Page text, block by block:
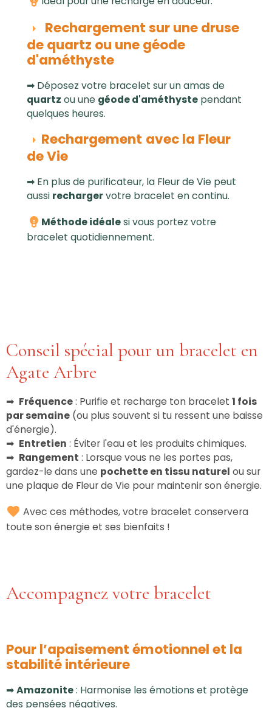
Rechargement sur une druse
de quartz ou une géode
d'améthyste
➡ Déposez votre bracelet sur un amas de
quartz ou une géode d'améthyste pendant
quelques heures.
Rechargement avec la Fleur
de Vie
➡ En plus de purificateur, la Fleur de Vie peut
aussi rechargervotre bracelet en continu.
Méthode idéalesi vous portez votre
bracelet quotidiennement.
Conseil spécial pour un bracelet en
Agate Arbre
➡ Fréquence: Purifie et recharge ton bracelet 1 fois
par semaine (ou plus souvent si tu ressent une baisse
d'énergie).
➡ Entretien : Éviter l'eau et les produits chimiques.
➡ Rangement : Lorsque vous ne les portes pas,
gardez-le dans une pochette en tissu naturel ou sur
une plaque de Fleur de Vie pour maintenir son énergie.
Avec ces méthodes, votre bracelet conservera
toute son énergie et ses bienfaits !
Accompagnez votre bracelet
Pour l’apaisement émotionnel et la
stabilité intérieure
➡Amazonite: Harmonise les émotions et protège
des pensées négatives.